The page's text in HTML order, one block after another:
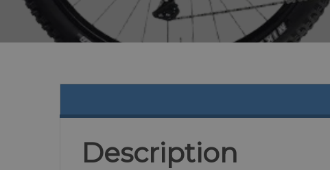
Description